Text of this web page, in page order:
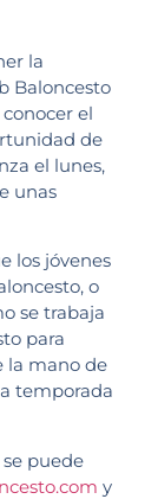
la
Baloncesto
el
de
el lunes,
unas
los jóvenes
o
se trabaja
para
la mano de
temporada
puede
y